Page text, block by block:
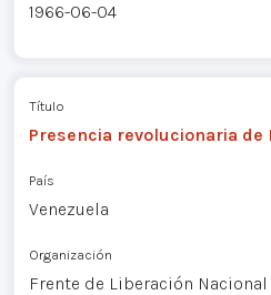
1966-06-04
Título
Presencia revolucionaria de
País
Venezuela
Organización
Frente de Liberación